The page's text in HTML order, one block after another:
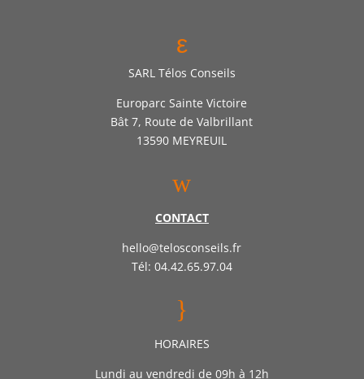
ε
SARL Télos Conseils
Europarc Sainte Victoire
Bât 7, Route de Valbrillant
13590 MEYREUIL
w
CONTACT
hello@telosconseils.fr
Tél: 04.42.65.97.04
}
HORAIRES
Lundi au vendredi de 09h à 12h